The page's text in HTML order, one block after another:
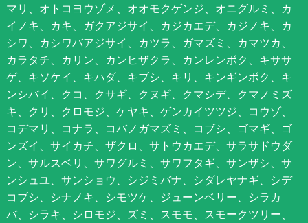
マリ、オトコヨウゾメ、オオモクゲンジ、オニグルミ、カ
イノキ、カキ、ガクアジサイ、カジカエデ、カジノキ、カ
シワ、カシワバアジサイ、カツラ、ガマズミ、カマツカ、
カラタチ、カリン、カンヒザクラ、カンレンボク、キササ
ゲ、キソケイ、キハダ、キブシ、キリ、キンギンボク、キ
ンシバイ、クコ、クサギ、クヌギ、クマシデ、クマノミズ
キ、クリ、クロモジ、ケヤキ、ゲンカイツツジ、コウゾ、
コデマリ、コナラ、コバノガマズミ、コブシ、ゴマギ、ゴ
ンズイ、サイカチ、ザクロ、サトウカエデ、サラサドウダ
ン、サルスベリ、サワグルミ、サワフタギ、サンザシ、サ
ンシュユ、サンショウ、シジミバナ、シダレヤナギ、シデ
コブシ、シナノキ、シモツケ、ジューンベリー、シラカ
バ、シラキ、シロモジ、ズミ、スモモ、スモークツリー、